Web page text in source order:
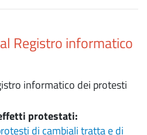
Registro informatico
informatico dei protesti
protestati:
di cambiali tratta e di